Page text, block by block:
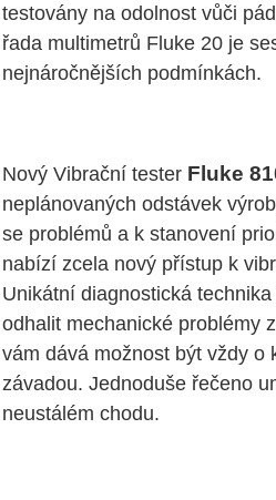
testovány na odolnost vůči
řada multimetrů Fluke 20 je
nejnáročnějších podmínkách.
Nový Vibrační tester Fluke
neplánovaných odstávek
se problémů a k stanovení
nabízí zcela nový přístup k
Unikátní diagnostická
odhalit mechanické problémy
vám dává možnost být vždy o
závadou. Jednoduše řečeno
neustálém chodu.